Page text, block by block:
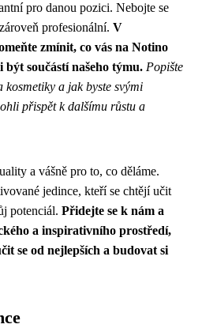
pro danou pozici. Nebojte se
profesionální. V
zmínit, co vás na Notino
být součástí našeho týmu. Popište
kosmetiky a jak byste svými
přispět k dalšímu růstu a
a vášně pro to, co děláme.
jedince, kteří se chtějí učit
potenciál. Přidejte se k nám a
a inspirativního prostředí,
se od nejlepších a budovat si